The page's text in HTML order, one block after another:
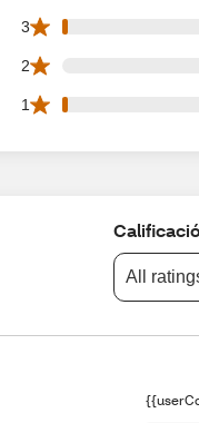
3
1 3 star reviews out of
2
0 2 star reviews out of
1
1 1 star reviews out of
All